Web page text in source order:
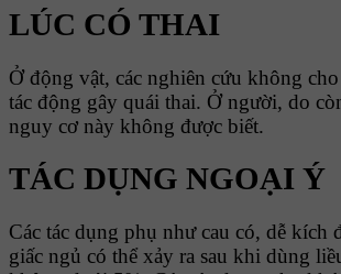
LÚC CÓ THAI
Ở động vật, các nghiên cứu không
tác động gây quái thai. Ở người, do
nguy cơ này không được biết.
TÁC DỤNG NGOẠI Ý
Các tác dụng phụ như cau có, dễ kích
giấc ngủ có thể xảy ra sau khi dùng